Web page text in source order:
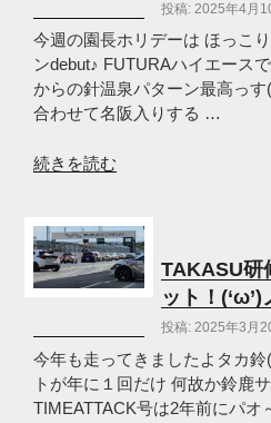
け
の
ス
ラ
コ
練
(‘ω’)
ノ”
の
投稿: 2025年4月
今週の園長ホリデーは ほっこ
ンdebut♪ FUTURAハイエース
からの針温泉パターン最高っす
合わせて名阪入りする …
“ほ
り
ん
ご
阪
ド
リ
フ
続きを読む
TAKASU研
ット！(‘ω’)
投稿: 2025年3月
今年も走ってきましたよタカ鈴
トが年に１回だけ 何故か鈴鹿
TIMEATTACK号は2年前にパオ